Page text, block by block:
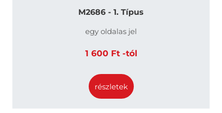
M2686 - 1. Típus
egy oldalas jel
1 600 Ft -tól
részletek